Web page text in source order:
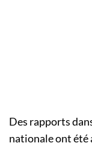
Des rapports
nationale ont été